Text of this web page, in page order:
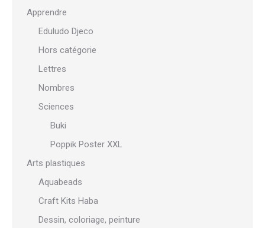
Apprendre
Eduludo Djeco
Hors catégorie
Lettres
Nombres
Sciences
Buki
Poppik Poster XXL
Arts plastiques
Aquabeads
Craft Kits Haba
Dessin, coloriage, peinture